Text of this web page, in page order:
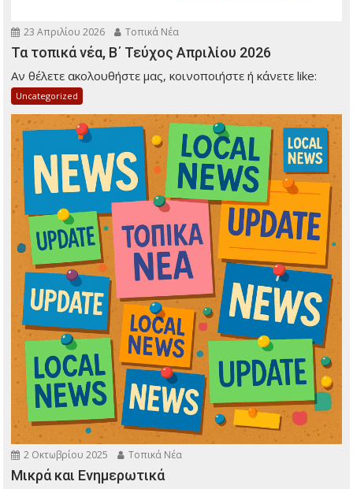
23 Απριλίου 2026 Τοπικά Νέα
Τα τοπικά νέα, Β΄ Τεύχος Απριλίου 2026
Αν θέλετε ακολουθήστε μας, κοινοποιήστε ή κάνετε like:
Uncategorized
2 Οκτωβρίου 2025 Τοπικά Νέα
Μικρά και Ενημερωτικά